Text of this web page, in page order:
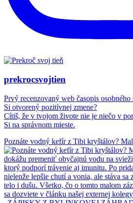
prekrocsvojtien
Prvý recenzovaný web časopis osobného
Si otvorený pozitívnej zmene?
Cítiš, že v tvojom živote nie je niečo v
Si na správnom mieste.
Poznáte vodný kefír z Tibi kryštálov?